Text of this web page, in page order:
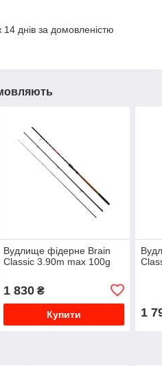
днів за домовленістю
Вудлище фідерне Brain
Classic 3.90m max 100g
1 830₴
Купити 1